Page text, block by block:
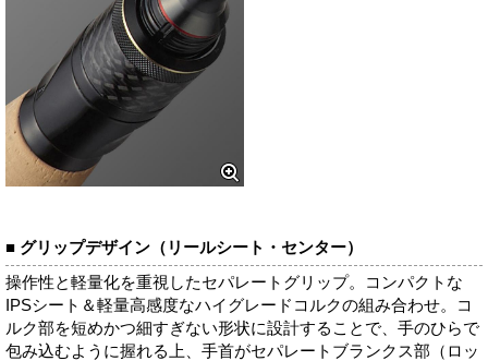
■ グリップデザイン（リールシート・センター）
操作性と軽量化を重視したセパレートグリップ。コンパクトな
IPSシート＆軽量高感度なハイグレードコルクの組み合わせ。コ
ルク部を短めかつ細すぎない形状に設計することで、手のひらで
包み込むように握れる上、手首がセパレートブランクス部（ロッ